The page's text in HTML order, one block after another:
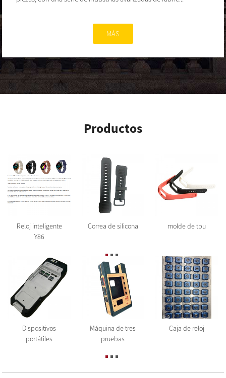
MÁS
Productos
Reloj inteligente
Y86
Correa de silicona molde de tpu
Dispositivos
portátiles
Máquina de tres
pruebas
Caja de reloj